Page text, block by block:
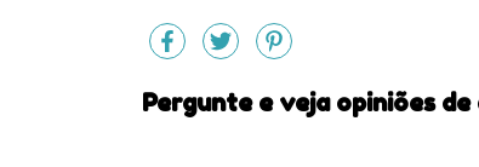
Pergunte e veja opiniões de